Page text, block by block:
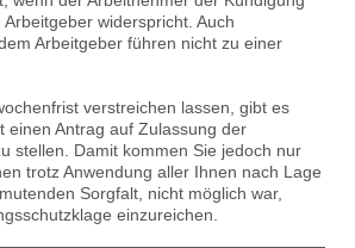
widerspricht. Auch
Arbeitgeber führen nicht zu einer
verstreichen lassen, gibt es
einen Antrag auf Zulassung der
stellen. Damit kommen Sie jedoch nur
trotz Anwendung aller Ihnen nach Lage
Sorgfalt, nicht möglich war,
einzureichen.